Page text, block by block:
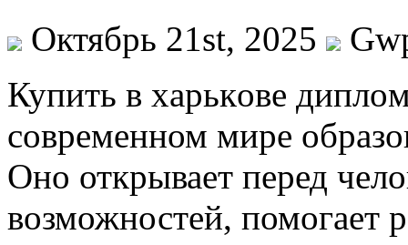
Октябрь 21st, 2025
Купить в xaрькoвe
современном мире
Оно открывает перед
возможностей, помогает